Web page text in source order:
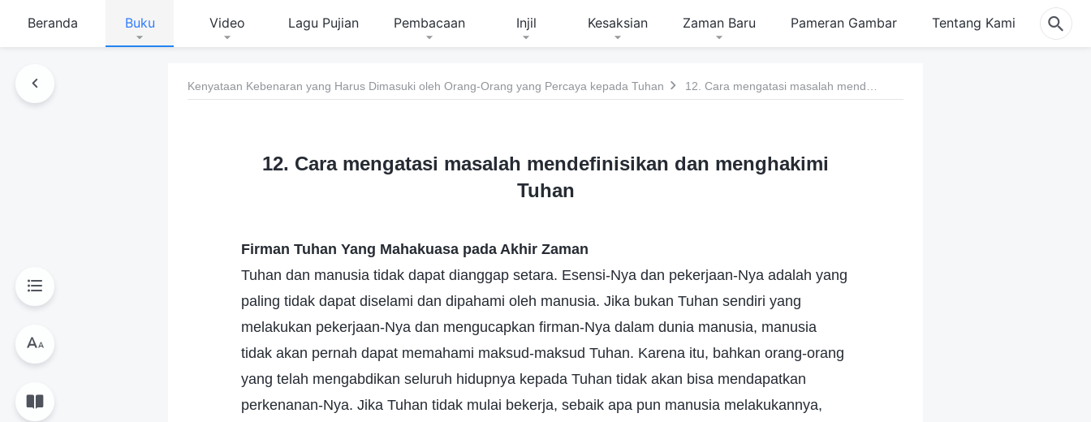
Beranda Buku Video Lagu Pujian Pembacaan Injil Kesaksian Zaman Baru Pameran Gambar Tentang Kami
Kenyataan Kebenaran yang Harus Dimasuki oleh Orang-Orang yang Percaya kepada Tuhan
12. Cara mengatasi masalah mendefinisikan dan menghakimi
Tuhan
Firman Tuhan Yang Mahakuasa pada Akhir Zaman
Tuhan dan manusia tidak dapat dianggap setara. Esensi-Nya dan pekerjaan-Nya adalah yang
paling tidak dapat diselami dan dipahami oleh manusia. Jika bukan Tuhan sendiri yang
melakukan pekerjaan-Nya dan mengucapkan firman-Nya dalam dunia manusia, manusia
tidak akan pernah dapat memahami maksud-maksud Tuhan. Karena itu, bahkan orang-orang
yang telah mengabdikan seluruh hidupnya kepada Tuhan tidak akan bisa mendapatkan
perkenanan-Nya. Jika Tuhan tidak mulai bekerja, sebaik apa pun manusia melakukannya,